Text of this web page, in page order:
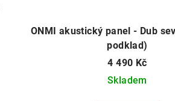
ONMI akustický panel - Dub
podklad)
4 490 Kč
Skladem